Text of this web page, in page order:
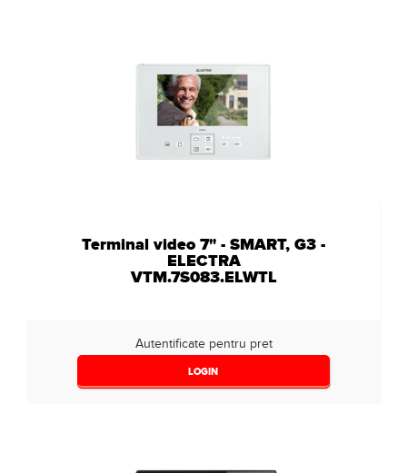
Terminal video 7" - SMART, G3 -
ELECTRA
VTM.7S083.ELWTL
Autentificate pentru pret
LOGIN